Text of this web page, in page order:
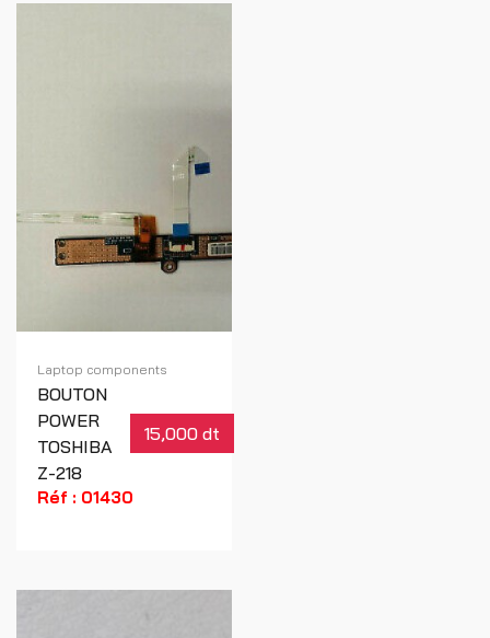
Laptop components
BOUTON
POWER
TOSHIBA
Z-218
15,000 dt
Réf : 01430